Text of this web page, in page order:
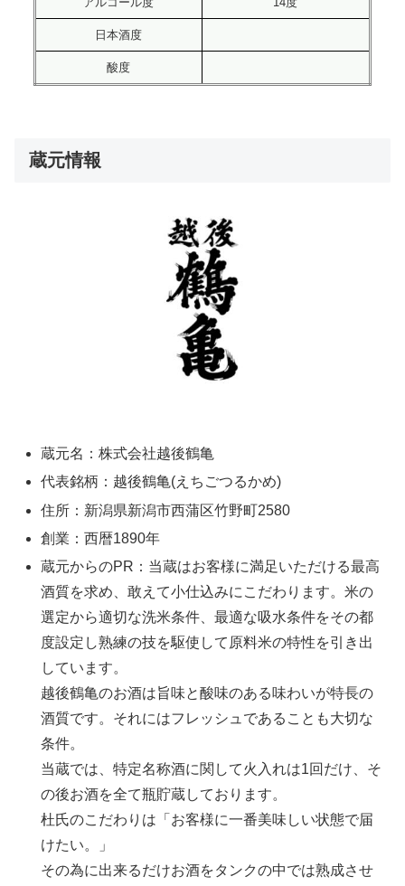
日本酒度
酸度
蔵元情報
蔵元名：株式会社越後鶴亀
代表銘柄：越後鶴亀(えちごつるかめ)
住所：新潟県新潟市西蒲区竹野町2580
創業：西暦1890年
蔵元からのPR：当蔵はお客様に満足いただける最高
酒質を求め、敢えて小仕込みにこだわります。米の
選定から適切な洗米条件、最適な吸水条件をその都
度設定し熟練の技を駆使して原料米の特性を引き出
しています。
越後鶴亀のお酒は旨味と酸味のある味わいが特長の
酒質です。それにはフレッシュであることも大切な
条件。
当蔵では、特定名称酒に関して火入れは1回だけ、そ
の後お酒を全て瓶貯蔵しております。
杜氏のこだわりは「お客様に一番美味しい状態で届
けたい。」
その為に出来るだけお酒をタンクの中では熟成させ